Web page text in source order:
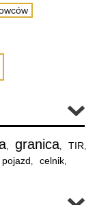
, granica, TIR,
pojazd, celnik,